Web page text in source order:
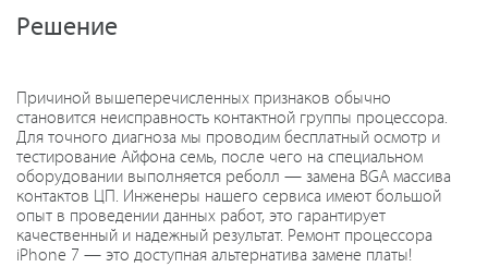
Решение
Причиной вышеперечисленных признаков обычно
становится неисправность контактной группы процессора.
Для точного диагноза мы проводим бесплатный осмотр и
тестирование Айфона семь, после чего на специальном
оборудовании выполняется реболл — замена BGA массива
контактов ЦП. Инженеры нашего сервиса имеют большой
опыт в проведении данных работ, это гарантирует
качественный и надежный результат. Ремонт процессора
iPhone 7 — это доступная альтернатива замене платы!